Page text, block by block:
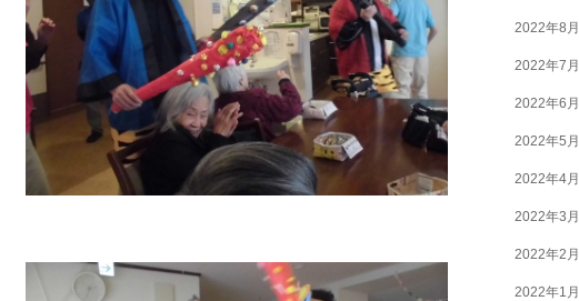
2022年8月
2022年7月
2022年6月
2022年5月
2022年4月
2022年3月
2022年2月
2022年1月